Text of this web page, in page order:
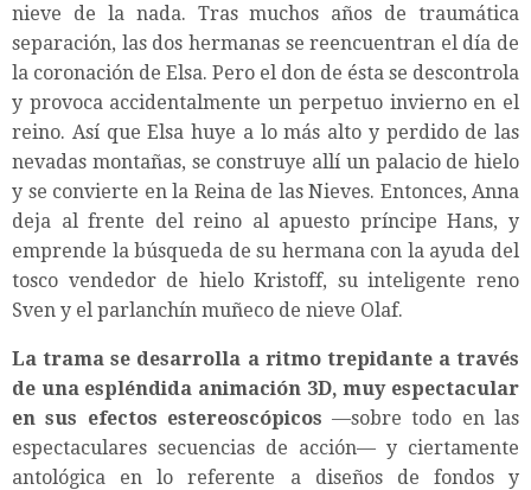
nieve de la nada. Tras muchos años de traumática
separación, las dos hermanas se reencuentran el día de
la coronación de Elsa. Pero el don de ésta se descontrola
y provoca accidentalmente un perpetuo invierno en el
reino. Así que Elsa huye a lo más alto y perdido de las
nevadas montañas, se construye allí un palacio de hielo
y se convierte en la Reina de las Nieves. Entonces, Anna
deja al frente del reino al apuesto príncipe Hans, y
emprende la búsqueda de su hermana con la ayuda del
tosco vendedor de hielo Kristoff, su inteligente reno
Sven y el parlanchín muñeco de nieve Olaf.
La trama se desarrolla a ritmo trepidante a través
de una espléndida animación 3D, muy espectacular
en sus efectos estereoscópicos —sobre todo en las
espectaculares secuencias de acción— y ciertamente
antológica en lo referente a diseños de fondos y